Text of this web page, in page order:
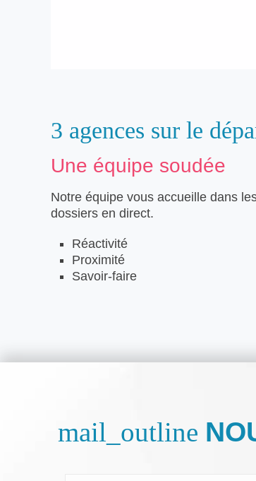
3 agences sur le
Une équipe soudée
Notre équipe vous accueille dans
dossiers en direct.
Réactivité
Proximité
Savoir-faire